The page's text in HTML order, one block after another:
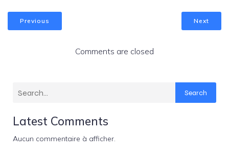
Previous Next
Comments are closed
Search
Latest Comments
Aucun commentaire à afficher.